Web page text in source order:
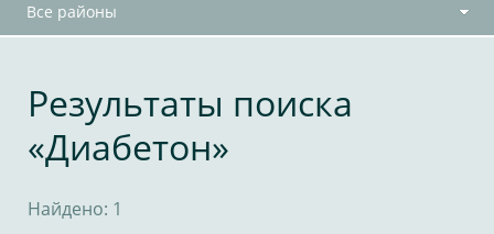
Все районы
Результаты поиска
«Диабетон»
Найдено: 1